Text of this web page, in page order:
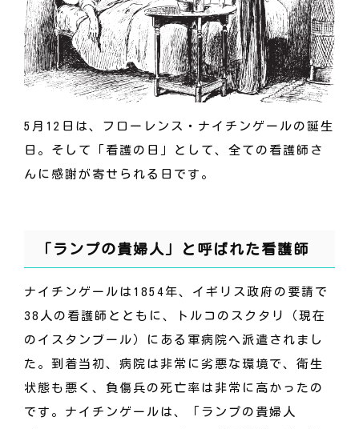
5月12日は、フローレンス・ナイチンゲールの誕生
日。 そして「看護の日」として、全ての看護師さ
んに感謝が寄せられる日です。
「ランプの貴婦人」と呼ばれた看護師
ナイチンゲールは1854年、イギリス政府の要請で
38人の看護師とともに、トルコのスクタリ（現在
のイスタンブール）にある軍病院へ派遣されまし
た。到着当初、病院は非常に劣悪な環境で、衛生
状態も悪く、負傷兵の死亡率は非常に高かったの
です。ナイチンゲールは、「ランプの貴婦人